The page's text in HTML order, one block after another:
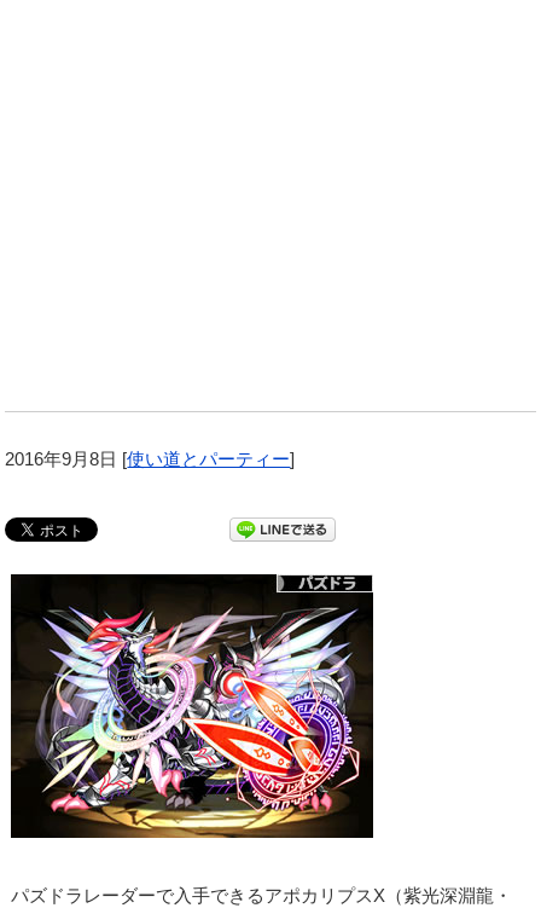
2016年9月8日 [使い道とパーティー]
パズドラレーダーで入手できるアポカリプスX（紫光深淵龍・